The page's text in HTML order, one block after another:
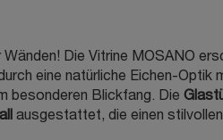
Wänden! Die Vitrine MOSANO
eine natürliche Eichen-Optik
besonderen Blickfang. Die
ausgestattet, die einen